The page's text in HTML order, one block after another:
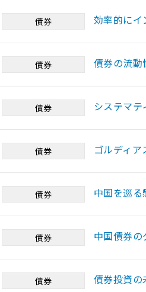
債券 効率的に
債券 債券の流
債券 システマ
債券 ゴルディ
債券 中国を巡
債券 中国債券
債券 債券投資